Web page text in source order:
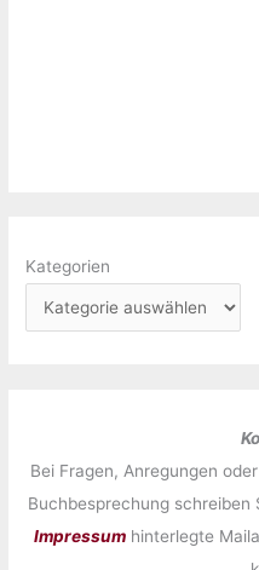
Kategorien
Bei Fragen, Anregungen
Buchbesprechung schreiben
Impressumhinterlegte